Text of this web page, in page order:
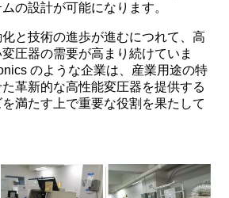
の設計が可能になります。
と技術の進歩が進むにつれて、高
圧器の需要が高まり続けていま
のような企業は、産業用途の特
革新的な高性能変圧器を提供する
満たす上で重要な役割を果たして